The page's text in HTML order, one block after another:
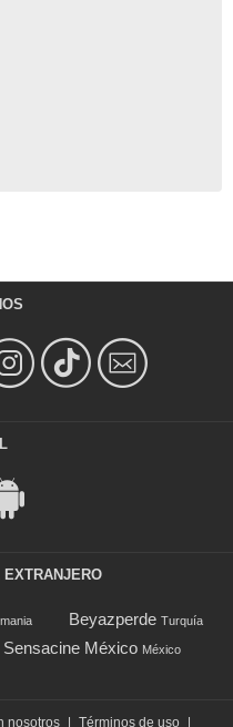
Beyazperde Turquía
Sensacine México México
nosotros | Términos de uso |